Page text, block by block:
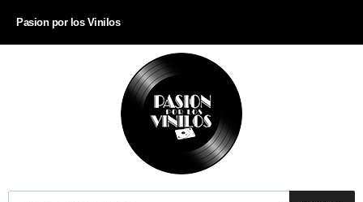
Pasion por los Vinilos